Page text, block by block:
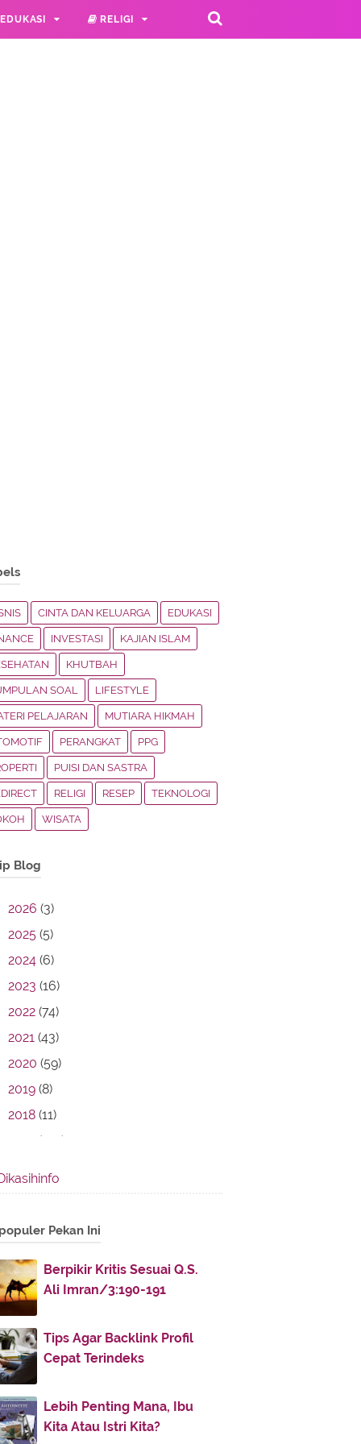
EDUKASI RELIGI
CINTA DAN KELUARGA EDUKASI
INVESTASI KAJIAN ISLAM
KHUTBAH
SOAL LIFESTYLE
PELAJARAN MUTIARA HIKMAH
PERANGKAT PPG
PUISI DAN SASTRA
RELIGI RESEP TEKNOLOGI
WISATA
Blog
2026 (3)
2025 (5)
2024 (6)
2023 (16)
2022 (74)
2021 (43)
2020 (59)
2019 (8)
2018 (11)
(142)
Etos Memberi dan Menerima
Makna Silaturrahim dalam Sabda
Nabi Muhammad
Islam Rahmatan lil ...
Momen Berbenah Diri Pasca-
Ramadhan
Teks Lengkap Khotbah Idul Fitri
Quraish Shihab di ...
Anjuran Menikah di Bulan Syawal
Pekan Ini
Berpikir Kritis Sesuai Q.S.
Ali Imran/3:190-191
Tips Agar Backlink Profil
Cepat Terindeks
Lebih Penting Mana, Ibu
Kita Atau Istri Kita?